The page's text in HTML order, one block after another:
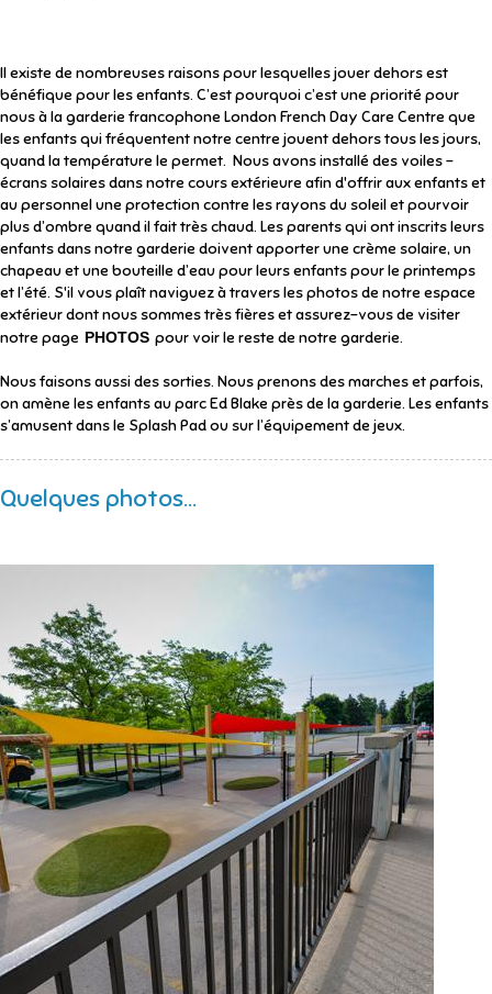
Il existe de nombreuses raisons pour lesquelles jouer dehors est
bénéfique pour les enfants. C’est pourquoi c’est une priorité pour
nous à la garderie francophone London French Day Care Centre que
les enfants qui fréquentent notre centre jouent dehors tous les jours,
quand la température le permet. Nous avons installé des voiles –
écrans solaires dans notre cours extérieure afin d'offrir aux enfants et
au personnel une protection contre les rayons du soleil et pourvoir
plus d’ombre quand il fait très chaud. Les parents qui ont inscrits leurs
enfants dans notre garderie doivent apporter une crème solaire, un
chapeau et une bouteille d’eau pour leurs enfants pour le printemps
et l’été. S'il vous plaît naviguez à travers les photos de notre espace
extérieur dont nous sommes très fières et assurez-vous de visiter
notre page PHOTOS pour voir le reste de notre garderie.
Nous faisons aussi des sorties. Nous prenons des marches et parfois,
on amène les enfants au parc Ed Blake près de la garderie. Les enfants
s’amusent dans le Splash Pad ou sur l’équipement de jeux.
Quelques photos...